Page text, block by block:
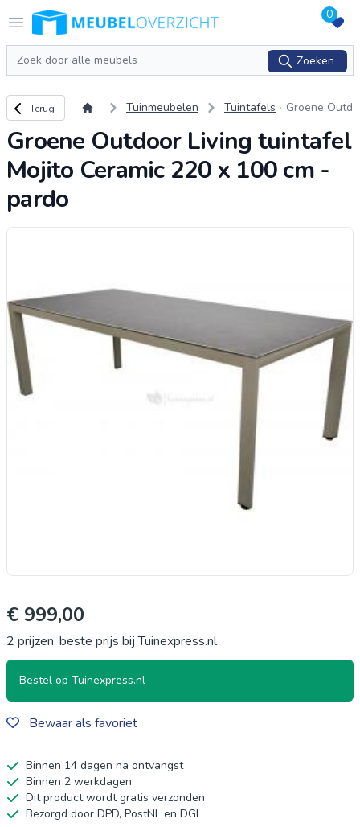
Open menu
Logo Meubeloverzicht.nl 0
Zoeken
Zoeken
Terug naar overzicht
Terug Tuinmeubelen Tuintafels
Groene Outd
ntafel Mojito
x 100 cm - p
Groene Outdoor Living tuintafel
Mojito Ceramic 220 x 100 cm -
pardo
€ 999,00
2 prijzen, beste prijs bij Tuinexpress.nl
Bestel op Tuinexpress.nl
Bewaar als favoriet
Binnen 14 dagen na ontvangst
Binnen 2 werkdagen
Dit product wordt gratis verzonden
Bezorgd door DPD, PostNL en DGL